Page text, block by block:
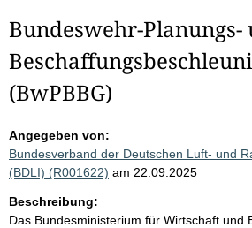
Bundeswehr-Planungs-
(BwPBBG)
Angegeben von:
Bundesverband der Deutschen Luft- und
(BDLI) (R001622) am 22.09.2025
Beschreibung:
Das Bundesministerium für Wirtschaft und